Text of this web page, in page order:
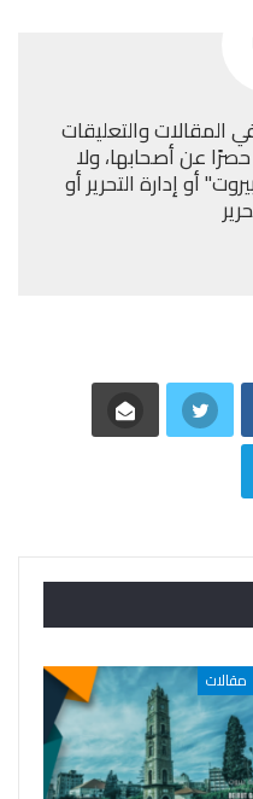
المقالات والتعليقات
عن أصحابها، ولا
أو إدارة التحرير أو
مقالات